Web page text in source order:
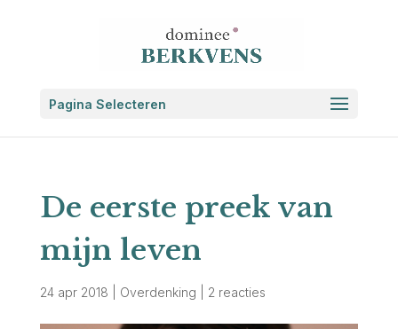
Pagina Selecteren
De eerste preek van
mijn leven
24 apr 2018 Overdenking 2 reacties